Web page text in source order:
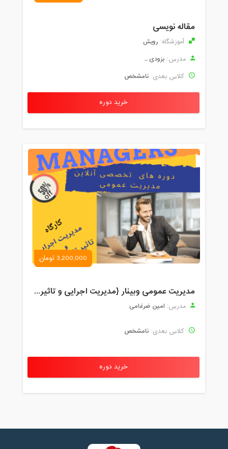
مقاله نویسی
آموزشگاه: رویش
مدرس: بزودی ...
کلاس بعدی: نامشخص
خرید دوره
3,200,000 تومان
مدیریت عمومی وبینار {مدیریت اجرایی و تاثیرات تکنولوژی}
مدرس: امین ضرغامی
کلاس بعدی: نامشخص
خرید دوره